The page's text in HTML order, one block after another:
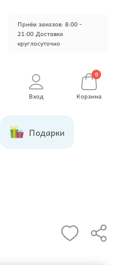
Приём заказов: 8:00 -
21:00 Доставка
круглосуточно
Вход
0
Корзина
Подарки